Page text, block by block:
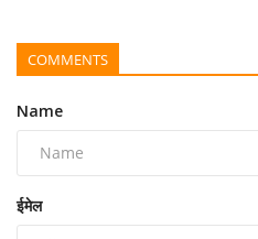
COMMENTS
Name
ईमेल